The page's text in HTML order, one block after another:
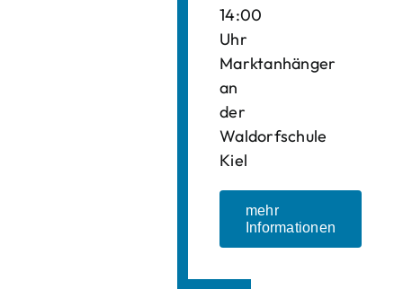
14:00
Uhr
Marktanhänger
an
der
Waldorfschule
Kiel
mehr
Informationen